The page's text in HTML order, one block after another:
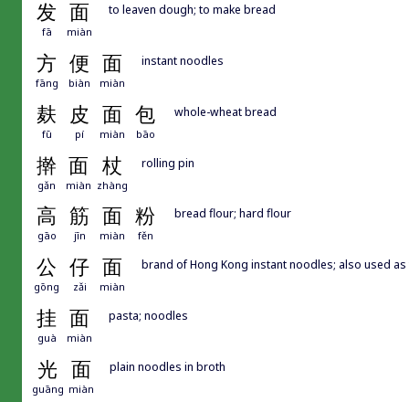
发 面
fā miàn
to leaven dough; to make bread
方 便 面
fāng biàn miàn
instant noodles
麸 皮 面 包
fū pí miàn bāo
whole-wheat bread
擀 面 杖
gǎn miàn zhàng
rolling pin
高 筋 面 粉
gāo jīn miàn fěn
bread flour; hard flour
公 仔 面
gōng zǎi miàn
brand of Hong Kong instant noodles; also used
挂 面
guà miàn
pasta; noodles
光 面
guāng miàn
plain noodles in broth